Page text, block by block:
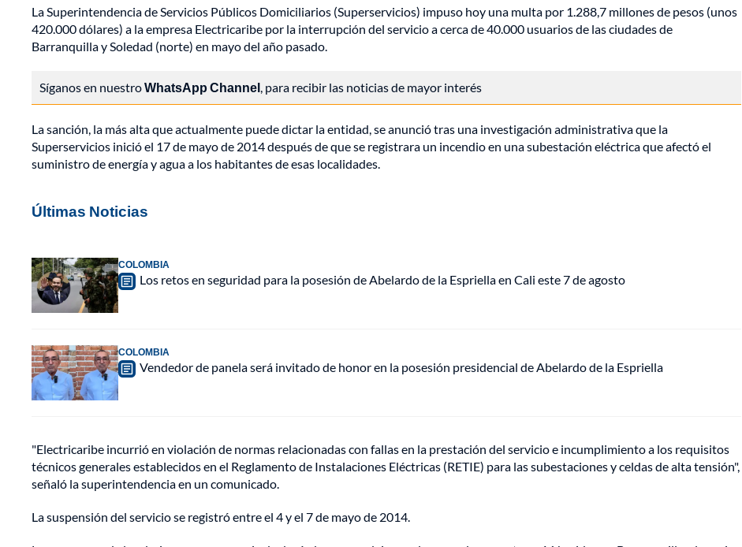
La Superintendencia de Servicios Públicos Domiciliarios (Superservicios) impuso hoy una multa por 1.288,7 millones de pesos (unos
420.000 dólares) a la empresa Electricaribe por la interrupción del servicio a cerca de 40.000 usuarios de las ciudades de
Barranquilla y Soledad (norte) en mayo del año pasado.
Síganos en nuestroWhatsApp Channel, para recibir las noticias de mayor interés
La sanción, la más alta que actualmente puede dictar la entidad, se anunció tras una investigación administrativa que la
Superservicios inició el 17 de mayo de 2014 después de que se registrara un incendio en una subestación eléctrica que afectó el
suministro de energía y agua a los habitantes de esas localidades.
Últimas Noticias
COLOMBIA
Los retos en seguridad para la posesión de Abelardo de la Espriella en Cali este 7 de agosto
COLOMBIA
Vendedor de panela será invitado de honor en la posesión presidencial de Abelardo de la Espriella
"Electricaribe incurrió en violación de normas relacionadas con fallas en la prestación del servicio e incumplimiento a los requisitos
técnicos generales establecidos en el Reglamento de Instalaciones Eléctricas (RETIE) para las subestaciones y celdas de alta tensión",
señaló la superintendencia en un comunicado.
La suspensión del servicio se registró entre el 4 y el 7 de mayo de 2014.